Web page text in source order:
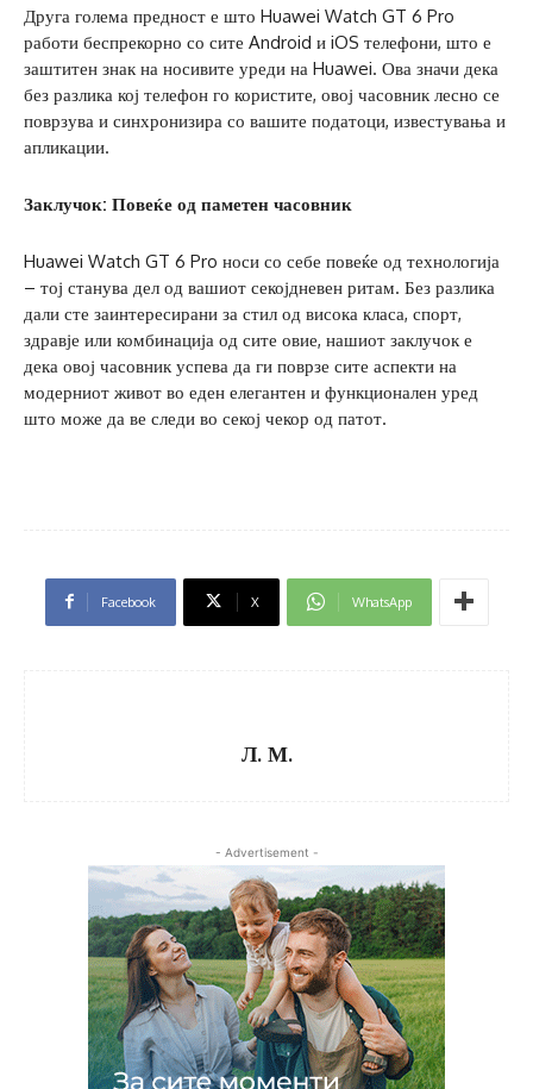
Друга голема предност е што Huawei Watch GT 6 Pro
работи беспрекорно со сите Android и iOS телефони, што е
заштитен знак на носивите уреди на Huawei. Ова значи дека
без разлика кој телефон го користите, овој часовник лесно се
поврзува и синхронизира со вашите податоци, известувања и
апликации.
Заклучок: Повеќе од паметен часовник
Huawei Watch GT 6 Pro носи со себе повеќе од технологија
– тој станува дел од вашиот секојдневен ритам. Без разлика
дали сте заинтересирани за стил од висока класа, спорт,
здравје или комбинација од сите овие, нашиот заклучок е
дека овој часовник успева да ги поврзе сите аспекти на
модерниот живот во еден елегантен и функционален уред
што може да ве следи во секој чекор од патот.
Facebook X WhatsApp
Л. М.
- Advertisement -